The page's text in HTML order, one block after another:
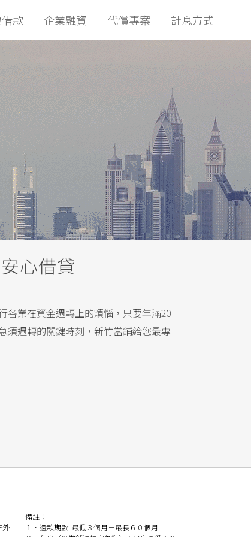
款 企業融資 代償專案 計息方式
心借貸
各業在資金週轉上的煩惱，只要年滿20
須週轉的關鍵時刻，新竹當鋪給您最專
外
備註：
１．還款期數: 最低３個月－最長６０個月